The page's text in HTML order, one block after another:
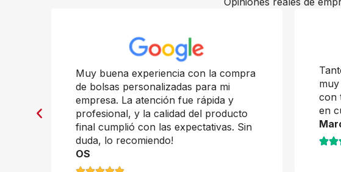
Muy buena experiencia con la compra
de bolsas personalizadas para mi
empresa. La atención fue rápida y
profesional, y la calidad del producto
final cumplió con las expectativas. Sin
duda, lo recomiendo!
OS
con
en